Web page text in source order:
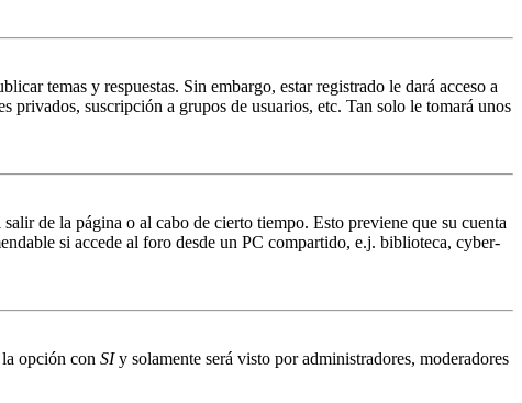
temas y respuestas. Sin embargo, estar registrado le dará acceso a
privados, suscripción a grupos de usuarios, etc. Tan solo le tomará unos
de la página o al cabo de cierto tiempo. Esto previene que su cuenta
si accede al foro desde un PC compartido, e.j. biblioteca, cyber-
opción con SIy solamente será visto por administradores, moderadores